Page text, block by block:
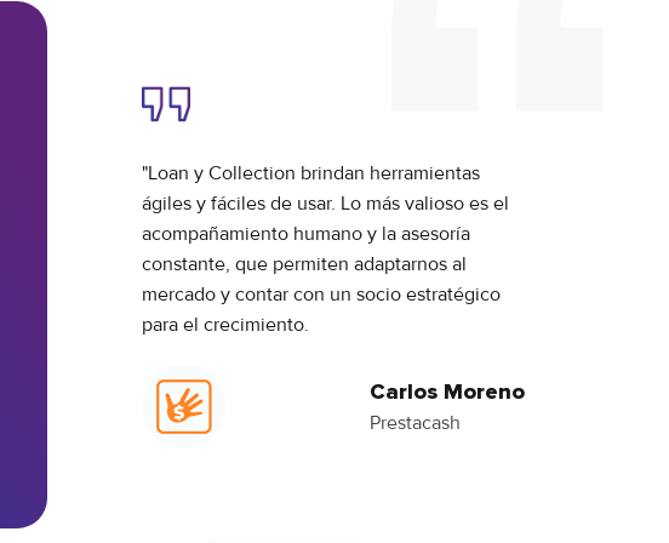
"Loan y Collection brindan herramientas
ágiles y fáciles de usar. Lo más valioso es el
acompañamiento humano y la asesoría
constante, que permiten adaptarnos al
mercado y contar con un socio estratégico
para el crecimiento.
Carlos Moreno
Prestacash